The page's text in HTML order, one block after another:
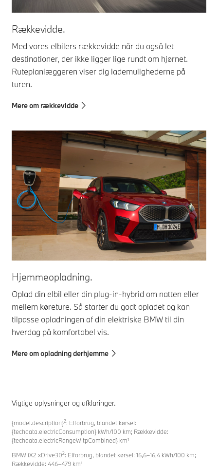
Rækkevidde.
Med vores elbilers rækkevidde når du også let
destinationer, der ikke ligger lige rundt om hjørnet.
Ruteplanlæggeren viser dig lademulighederne på
turen.
Mere om rækkevidde
Hjemmeopladning.
Oplad din elbil eller din plug-in-hybrid om natten eller
mellem køreture. Så starter du godt opladet og kan
tilpasse opladningen af din elektriske BMW til din
hverdag på komfortabel vis.
Mere om opladning derhjemme
Vigtige oplysninger og afklaringer.
{model.description}2: Elforbrug, blandet kørsel:
{techdata.electricConsumption} kWh/100 km; Rækkevidde:
{techdata.electricRangeWltpCombined} km¹
BMW iX2 xDrive302: Elforbrug, blandet kørsel: 16,6–16,4 kWh/100 km;
Rækkevidde: 446–479 km¹